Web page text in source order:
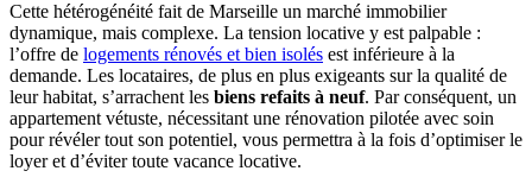
Cette hétérogénéité fait de Marseille un marché immobilier
dynamique, mais complexe. La tension locative y est palpable :
l’offre de logements rénovés et bien isolés est inférieure à la
demande. Les locataires, de plus en plus exigeants sur la qualité de
leur habitat, s’arrachent les biens refaits à neuf. Par conséquent, un
appartement vétuste, nécessitant une rénovation pilotée avec soin
pour révéler tout son potentiel, vous permettra à la fois d’optimiser le
loyer et d’éviter toute vacance locative.